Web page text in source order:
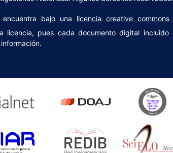
encuentra bajo una licencia creative
licencia, pues cada documento digital